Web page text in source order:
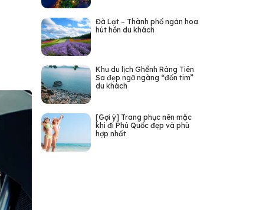
Đà Lạt – Thành phố ngàn hoa
hút hồn du khách
Khu du lịch Ghềnh Ráng Tiên
Sa đẹp ngỡ ngàng “đốn tim”
du khách
[Gợi ý] Trang phục nên mặc
khi đi Phú Quốc đẹp và phù
hợp nhất